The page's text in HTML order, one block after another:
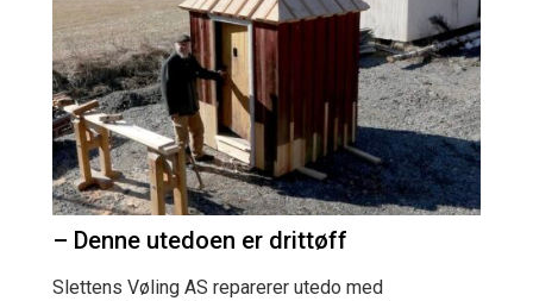
– Denne utedoen er drittøff
Slettens Vøling AS reparerer utedo med